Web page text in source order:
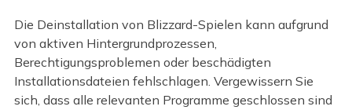
Die Deinstallation von Blizzard-Spielen kann aufgrund
von aktiven Hintergrundprozessen,
Berechtigungsproblemen oder beschädigten
Installationsdateien fehlschlagen. Vergewissern Sie
sich, dass alle relevanten Programme geschlossen sind